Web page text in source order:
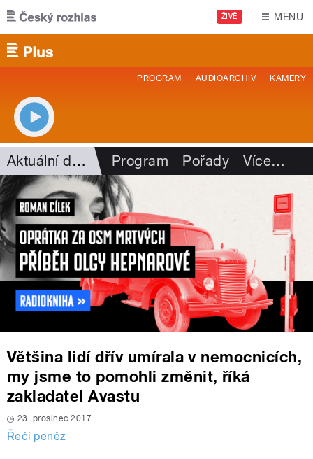
Přejít k hlavnímu obsahu
ŽIVĚ MENU
PROGRAM AUDIOARCHIV KAMERY
Aktuální dění Program Pořady Více…
Většina lidí dřív umírala v nemocnicích,
my jsme to pomohli změnit, říká
zakladatel Avastu
23. prosinec 2017
Řečí peněz